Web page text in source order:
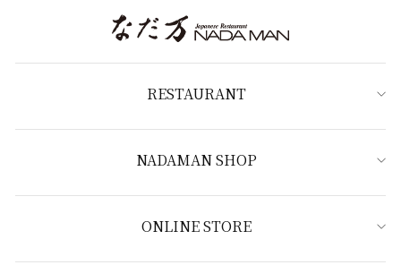
RESTAURANT
NADAMAN SHOP
ONLINE STORE